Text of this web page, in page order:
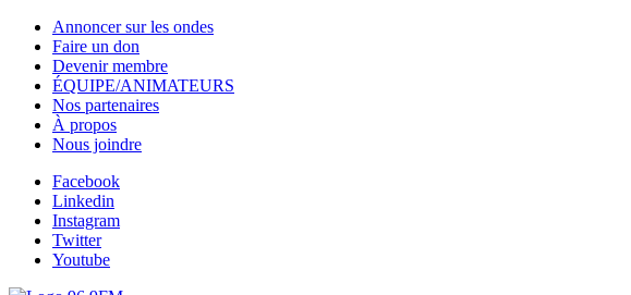
Annoncer sur les ondes
Faire un don
Devenir membre
ÉQUIPE/ANIMATEURS
Nos partenaires
À propos
Nous joindre
Facebook
Linkedin
Instagram
Twitter
Youtube